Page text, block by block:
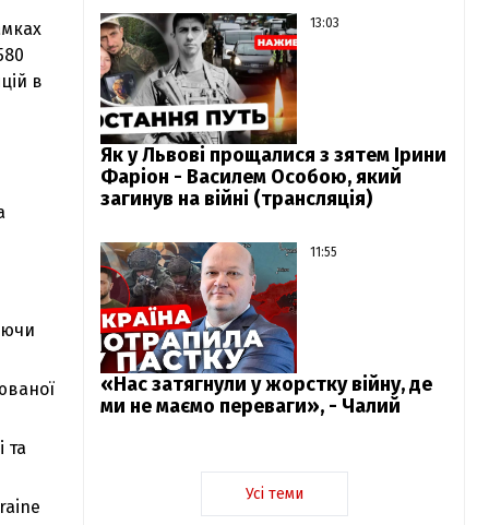
в
та
13:03
Як у Львові прощалися з зятем Ірини
Фаріон - Василем Особою, який
загинув на війні (трансляція)
11:55
«Нас затягнули у жорстку війну, де
ми не маємо переваги», - Чалий
Усі теми